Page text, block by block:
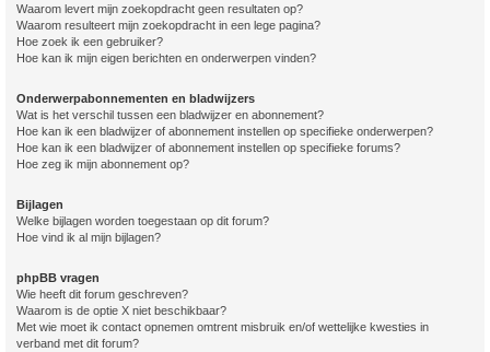
Waarom levert mijn zoekopdracht geen resultaten op?
Waarom resulteert mijn zoekopdracht in een lege pagina?
Hoe zoek ik een gebruiker?
Hoe kan ik mijn eigen berichten en onderwerpen vinden?
Onderwerpabonnementen en bladwijzers
Wat is het verschil tussen een bladwijzer en abonnement?
Hoe kan ik een bladwijzer of abonnement instellen op specifieke onderwerpen?
Hoe kan ik een bladwijzer of abonnement instellen op specifieke forums?
Hoe zeg ik mijn abonnement op?
Bijlagen
Welke bijlagen worden toegestaan op dit forum?
Hoe vind ik al mijn bijlagen?
phpBB vragen
Wie heeft dit forum geschreven?
Waarom is de optie X niet beschikbaar?
Met wie moet ik contact opnemen omtrent misbruik en/of wettelijke kwesties in
verband met dit forum?